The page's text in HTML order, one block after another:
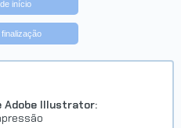
início
finalização
Adobe Illustrator: